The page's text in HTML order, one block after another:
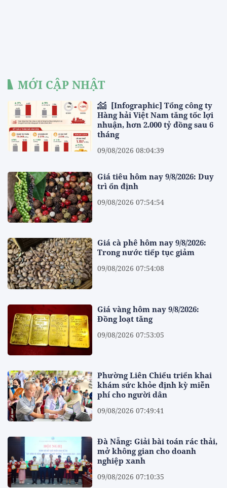
MỚI CẬP NHẬT
Hàng hải Việt Nam tăng tốc lợi
nhuận, hơn 2.000 tỷ đồng sau 6
tháng
09/08/2026 08:04:39
Giá tiêu hôm nay 9/8/2026: Duy
trì ổn định
09/08/2026 07:54:54
Giá cà phê hôm nay 9/8/2026:
Trong nước tiếp tục giảm
09/08/2026 07:54:08
Giá vàng hôm nay 9/8/2026:
Đồng loạt tăng
09/08/2026 07:53:05
Phường Liên Chiểu triển khai
khám sức khỏe định kỳ miễn
phí cho người dân
09/08/2026 07:49:41
Đà Nẵng: Giải bài toán rác thải,
mở không gian cho doanh
nghiệp xanh
09/08/2026 07:10:35